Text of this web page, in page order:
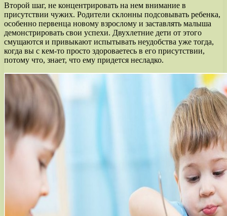
Второй шаг, не концентрировать на нем внимание в
присутствии чужих. Родители склонны подсовывать ребенка,
особенно первенца новому взрослому и заставлять малыша
демонстрировать свои успехи. Двухлетние дети от этого
смущаются и привыкают испытывать неудобства уже тогда,
когда вы с кем-то просто здороваетесь в его присутствии,
потому что, знает, что ему придется несладко.